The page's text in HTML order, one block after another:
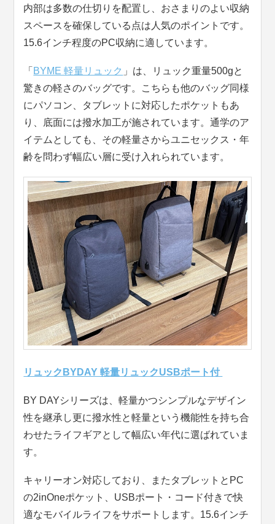
内部は多数の仕切りを配置し、おさまりのよい収納
スペースを確保している点は人気のポイントです。
15.6インチ程度のPC収納に適しています。
「 BYME 軽量リュック 」は、リュック重量500gと
驚きの軽さのバッグです。こちらも他のバッグ同様
にパソコン、タブレットに対応したポケットもあ
り、底面には撥水加工が施されています。通学のア
イテムとしても、その軽量さからユニセックス・年
齢を問わず幅広い層に受け入れられています。
リュックBYDAY 軽量リュックUSBポート付
BY DAYシリーズは、軽量かつシンプルなデザイン
性を継承し更に撥水性と軽量という機能性を持ち合
わせたライフギアとして幅広い年代に選ばれていま
す。
キャリーオン対応しており、またタブレットとPC
の2inOneポケット、USBポート・コード付きで快
適なモバイルライフをサポートします。15.6インチ